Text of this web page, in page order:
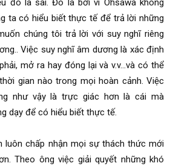
đó là sai. Đó là bởi vì Ohsawa không
ta có hiểu biết thực tế để trả lời những
chúng tôi trả lời với suy nghĩ riêng
Việc suy nghĩ âm dương là xác định
mở ra hay đóng lại và v.v…và có thể
gian nào trong mọi hoàn cảnh. Việc
như vậy là trực giác hơn là cái mà
dạy để có hiểu biết thực tế.
luôn chấp nhận mọi sự thách thức mới
Theo ông việc giải quyết những khó